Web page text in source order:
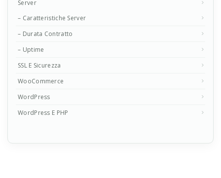
Server
– Caratteristiche Server
– Durata Contratto
– Uptime
SSL E Sicurezza
WooCommerce
WordPress
WordPress E PHP